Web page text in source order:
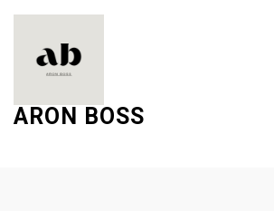
ARON BOSS